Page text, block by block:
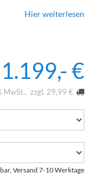
Hier weiterlesen
1.199,- €
MwSt. zzgl. 29,99 €
Versand 7-10 Werktage